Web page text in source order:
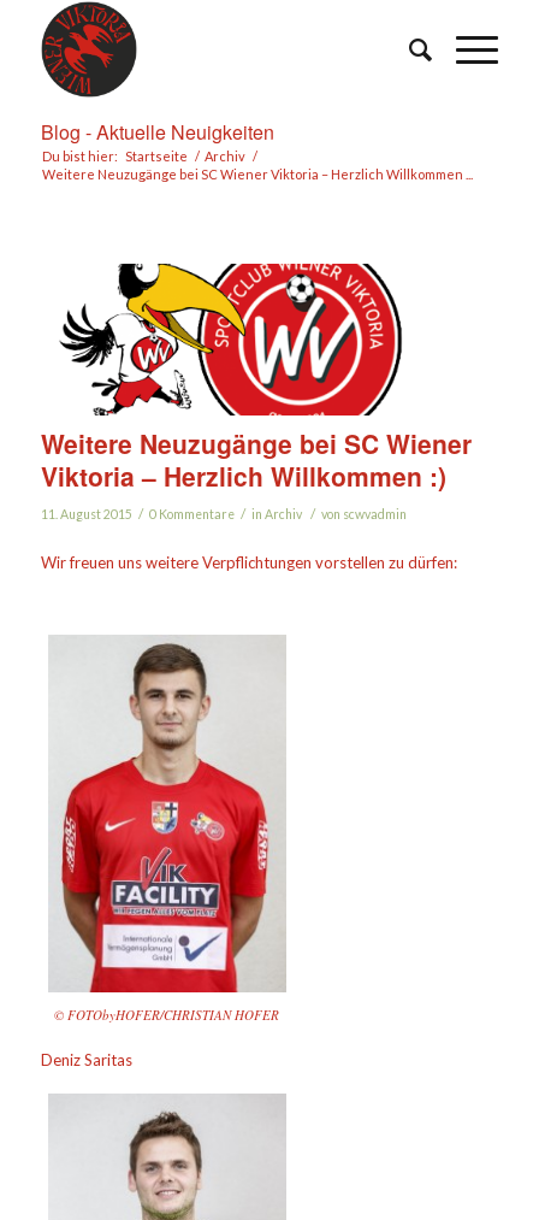
Blog - Aktuelle Neuigkeiten
Du bist hier: Startseite / Archiv /
Weitere Neuzugänge bei SC Wiener Viktoria – Herzlich Willkommen ...
Weitere Neuzugänge bei SC Wiener
Viktoria – Herzlich Willkommen :)
11. August 2015 / 0 Kommentare / in Archiv / von scwvadmin
Wir freuen uns weitere Verpflichtungen vorstellen zu dürfen:
© FOTObyHOFER/CHRISTIAN HOFER
Deniz Saritas